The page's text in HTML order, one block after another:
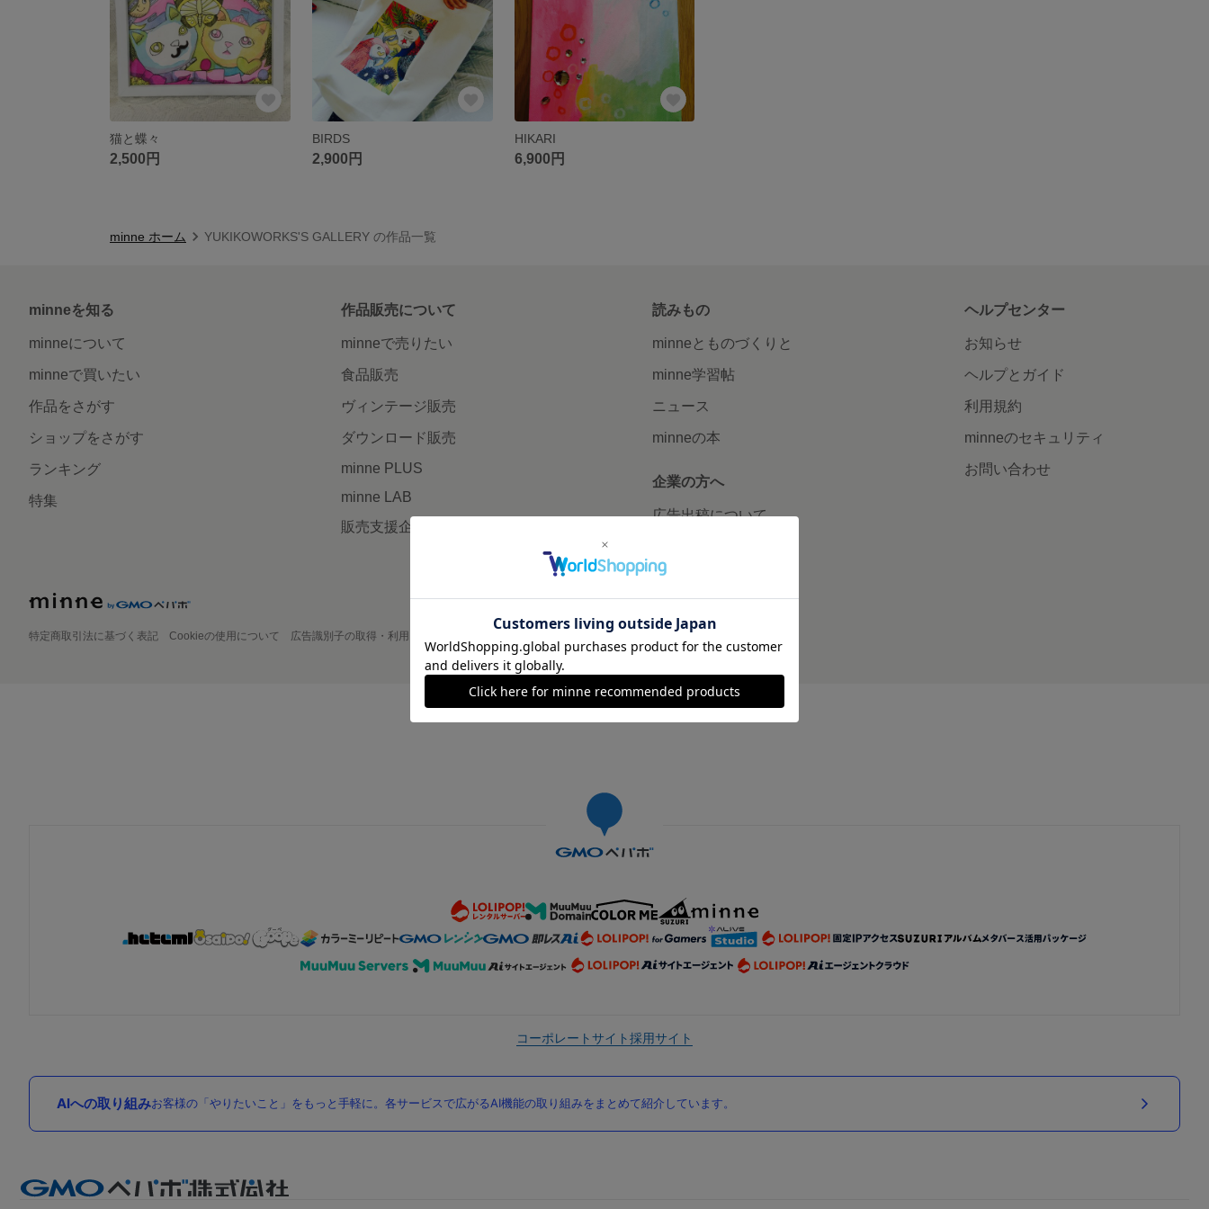
猫と蝶々
2,500円
BIRDS
2,900円
HIKARI
6,900円
minne ホーム YUKIKOWORKS'S GALLERY の作品一覧
minneを知る
minneについて
minneで買いたい
作品をさがす
ショップをさがす
ランキング
特集
作品販売について
minneで売りたい
食品販売
ヴィンテージ販売
ダウンロード販売
minne PLUS
minne LAB
販売支援企画・イベント
読みもの
minneとものづくりと
minne学習帖
ニュース
minneの本
企業の方へ
広告出稿について
ヘルプセンター
お知らせ
ヘルプとガイド
利用規約
minneのセキュリティ
お問い合わせ
特定商取引法に基づく表記 Cookieの使用について 広告識別子の取得・利用 採用情報 メディアキット
©GMO Pepabo, Inc. All rights reserved.
コーポレートサイト採用サイト
AIへの取り組みお客様の「やりたいこと」をもっと手軽に。各サービスで広がるAI機能の取り組みをまとめて紹介しています。